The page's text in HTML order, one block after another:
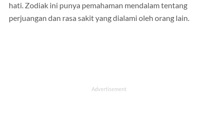
hati. Zodiak ini punya pemahaman mendalam tentang
perjuangan dan rasa sakit yang dialami oleh orang lain.